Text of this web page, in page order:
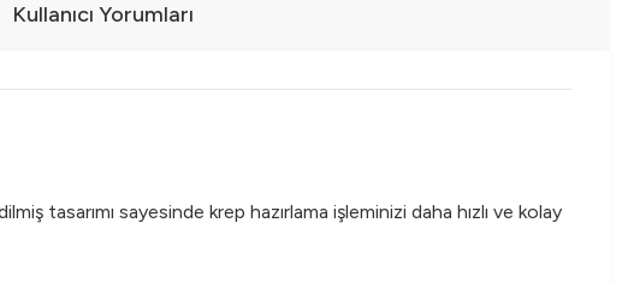
Kullanıcı Yorumları
tasarımı sayesinde krep hazırlama işleminizi daha hızlı ve kolay